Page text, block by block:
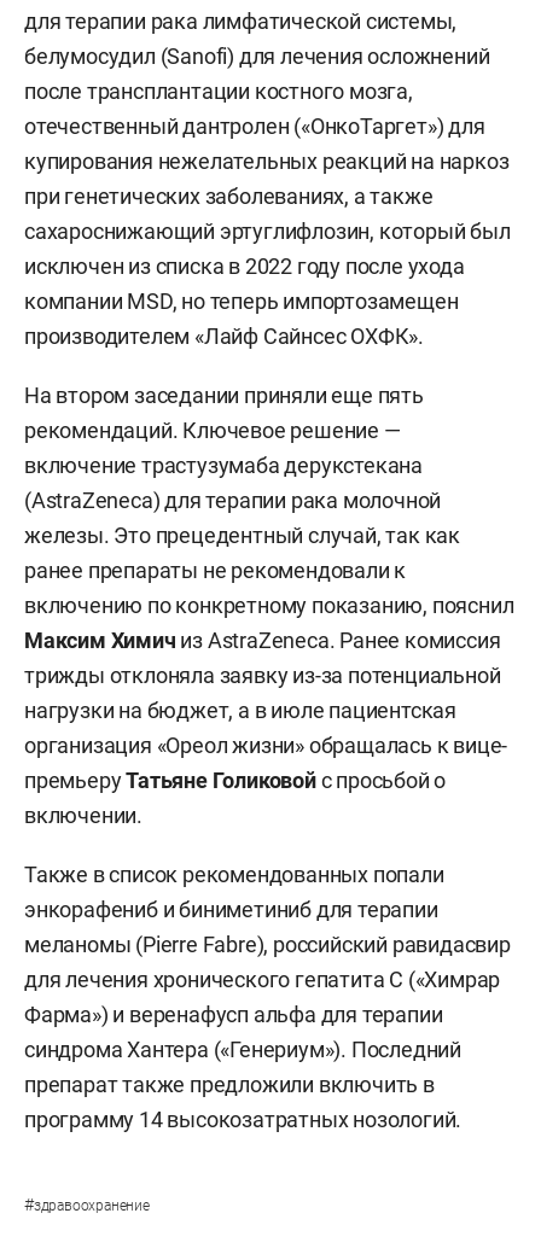
для терапии рака лимфатической системы,
белумосудил (Sanofi) для лечения осложнений
после трансплантации костного мозга,
отечественный дантролен («ОнкоТаргет») для
купирования нежелательных реакций на наркоз
при генетических заболеваниях, а также
сахароснижающий эртуглифлозин, который был
исключен из списка в 2022 году после ухода
компании MSD, но теперь импортозамещен
производителем «Лайф Сайнсес ОХФК».
На втором заседании приняли еще пять
рекомендаций. Ключевое решение —
включение трастузумаба дерукстекана
(AstraZeneca) для терапии рака молочной
железы. Это прецедентный случай, так как
ранее препараты не рекомендовали к
включению по конкретному показанию, пояснил
Максим Химич из AstraZeneca. Ранее комиссия
трижды отклоняла заявку из-за потенциальной
нагрузки на бюджет, а в июле пациентская
организация «Ореол жизни» обращалась к вице-
премьеруТатьяне Голиковойс просьбой о
включении.
Также в список рекомендованных попали
энкорафениб и биниметиниб для терапии
меланомы (Pierre Fabre), российский равидасвир
для лечения хронического гепатита С («Химрар
Фарма») и веренафусп альфа для терапии
синдрома Хантера («Генериум»). Последний
препарат также предложили включить в
программу 14 высокозатратных нозологий.
#здравоохранение